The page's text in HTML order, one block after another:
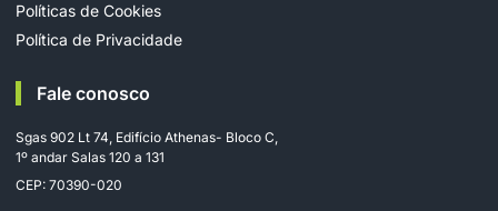
Políticas de Cookies
Política de Privacidade
Fale conosco
Sgas 902 Lt 74, Edifício Athenas- Bloco C,
1º andar Salas 120 a 131
CEP: 70390-020